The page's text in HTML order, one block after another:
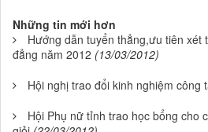
Những tin mới hơn
Hướng dẫn tuyển thẳng,ưu tiên xét
đẳng năm 2012 (13/03/2012)
Hội nghị trao đổi kinh nghiệm công
Hội Phụ nữ tỉnh trao học bổng cho